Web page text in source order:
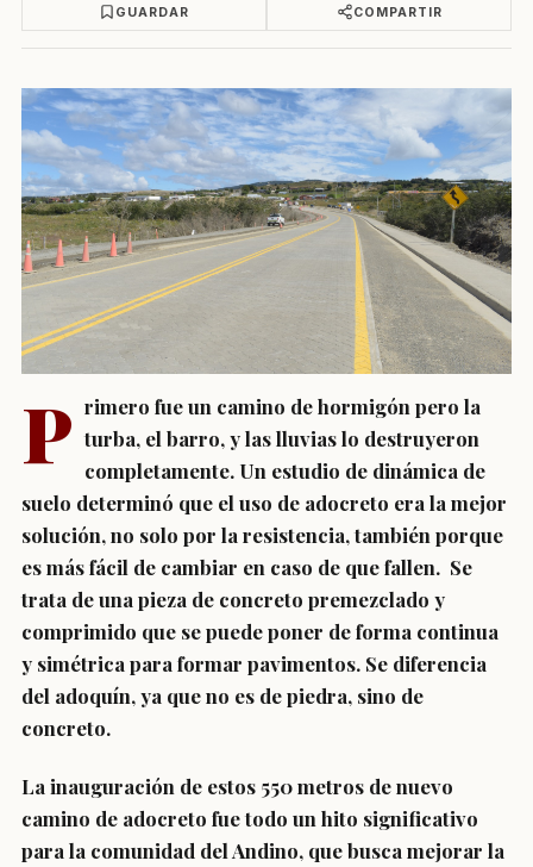
GUARDAR COMPARTIR
P rimero fue un camino de hormigón pero la
turba, el barro, y las lluvias lo destruyeron
completamente. Un estudio de dinámica de
suelo determinó que el uso de adocreto era la mejor
solución, no solo por la resistencia, también porque
es más fácil de cambiar en caso de que fallen. Se
trata de una pieza de concreto premezclado y
comprimido que se puede poner de forma continua
y simétrica para formar pavimentos. Se diferencia
del adoquín, ya que no es de piedra, sino de
concreto.
La inauguración de estos 550 metros de nuevo
camino de adocreto fue todo un hito significativo
para la comunidad del Andino, que busca mejorar la